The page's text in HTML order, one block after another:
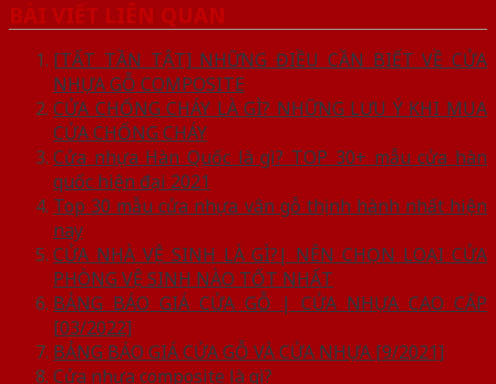
BÀI VIẾT LIÊN QUAN
[TẤT TẦN TẬT] NHỮNG ĐIỀU CẦN BIẾT VỀ CỬA
NHỰA GỖ COMPOSITE
CỬA CHỐNG CHÁY LÀ GÌ? NHỮNG LƯU Ý KHI MUA
CỬA CHỐNG CHÁY
Cửa nhựa Hàn Quốc là gì? TOP 30+ mẫu cửa hàn
quốc hiện đại 2021
Top 30 mẫu cửa nhựa vân gỗ thịnh hành nhất hiện
nay
CỬA NHÀ VỆ SINH LÀ GÌ?| NÊN CHỌN LOẠI CỬA
PHÒNG VỆ SINH NÀO TỐT NHẤT
BẢNG BÁO GIÁ CỬA GỖ | CỬA NHỰA CAO CẤP
[03/2022]
BẢNG BÁO GIÁ CỬA GỖ VÀ CỬA NHỰA [9/2021]
Cửa nhựa composite là gì?